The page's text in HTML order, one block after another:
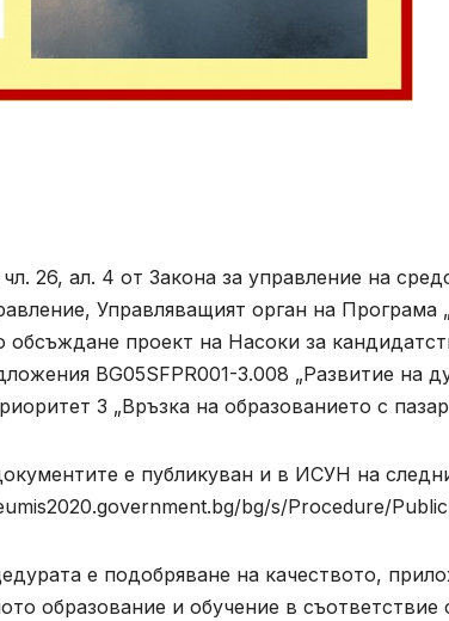
26, ал. 4 от Закона за управление на
Управляващият орган на Програма
обсъждане проект на Насоки за
BG05SFPR001-3.008 „Развитие на
3 „Връзка на образованието с
е публикуван и в ИСУН на
bg/s/Procedure/
е подобряване на качеството,
образование и обучение в